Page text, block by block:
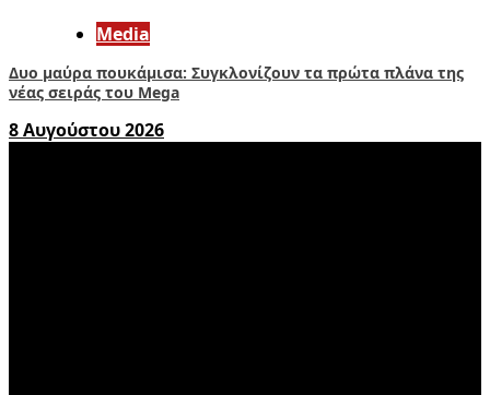
Media
Δυο μαύρα πουκάμισα: Συγκλονίζουν τα πρώτα πλάνα της
νέας σειράς του Mega
8 Αυγούστου 2026